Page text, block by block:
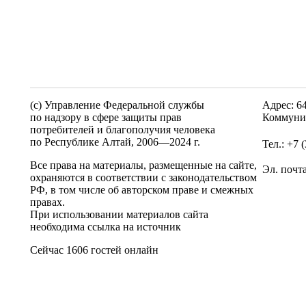
(c) Управление Федеральной службы
по надзору в сфере защиты прав
потребителей и благополучия человека
по Республике Алтай, 2006—2024 г.
Все права на материалы, размещенные на сайте,
охраняются в соответствии с законодательством
РФ, в том числе об авторском праве и смежных
правах.
При использовании материалов сайта
необходима ссылка на источник
Сейчас 1606 гостей онлайн
Адрес:
Тел.: +7
Эл.